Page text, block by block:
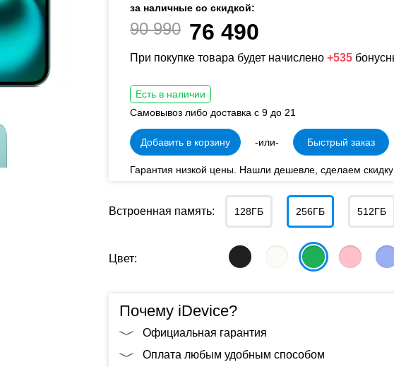
за наличные со скидкой:
90 990 76 490
При покупке товара будет начислено +535
Есть в наличии
Самовывоз либо доставка с 9 до 21
Добавить в корзину -или- Быстрый заказ
Гарантия низкой цены. Нашли дешевле, сделаем
Встроенная память: 128ГБ 256ГБ 512ГБ
Цвет:
Почему iDevice?
Официальная гарантия
Оплата любым удобным способом